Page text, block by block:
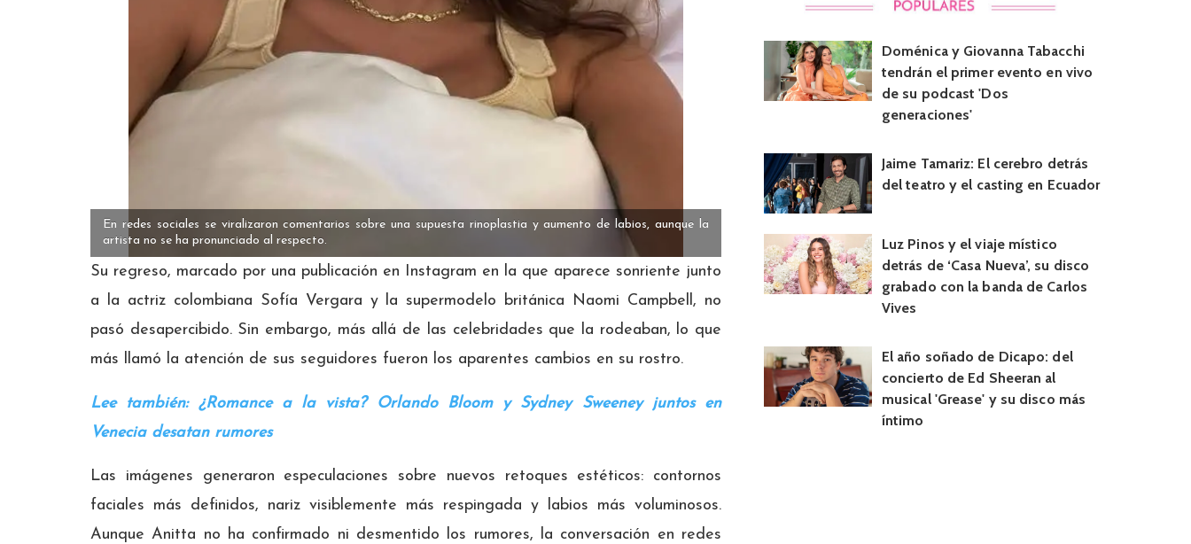
En redes sociales se viralizaron comentarios sobre una supuesta rinoplastia y aumento de labios, aunque la
artista no se ha pronunciado al respecto.
Su regreso, marcado por una publicación en Instagram en la que aparece sonriente junto
a la actriz colombiana Sofía Vergara y la supermodelo británica Naomi Campbell, no
pasó desapercibido. Sin embargo, más allá de las celebridades que la rodeaban, lo que
más llamó la atención de sus seguidores fueron los aparentes cambios en su rostro.
Lee también: ¿Romance a la vista? Orlando Bloom y Sydney Sweeney juntos en
Venecia desatan rumores
Las imágenes generaron especulaciones sobre nuevos retoques estéticos: contornos
faciales más definidos, nariz visiblemente más respingada y labios más voluminosos.
Aunque Anitta no ha confirmado ni desmentido los rumores, la conversación en redes
Doménica y Giovanna Tabacchi
tendrán el primer evento en vivo
de su podcast 'Dos
generaciones'
Jaime Tamariz: El cerebro detrás
del teatro y el casting en Ecuador
Luz Pinos y el viaje místico
detrás de ‘Casa Nueva’, su disco
grabado con la banda de Carlos
Vives
El año soñado de Dicapo: del
concierto de Ed Sheeran al
musical 'Grease' y su disco más
íntimo